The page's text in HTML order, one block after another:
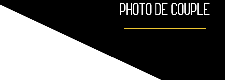
PHOTO DE COUPLE